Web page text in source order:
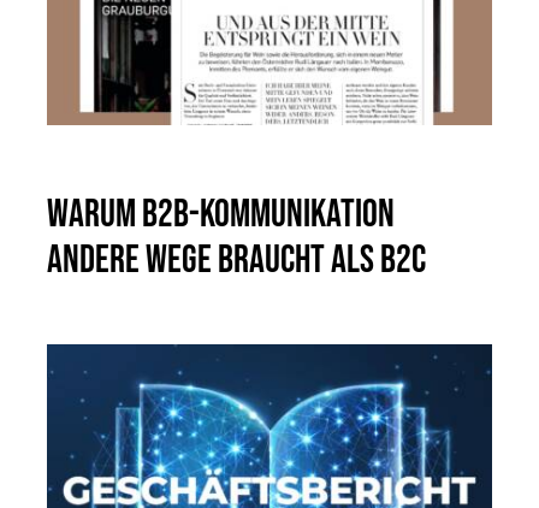
Warum B2B-Kommunikation
andere Wege braucht als B2C